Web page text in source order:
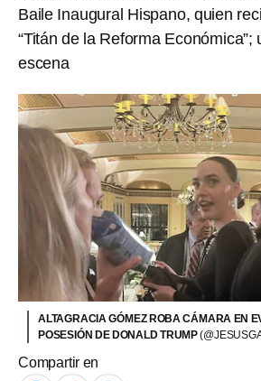
Baile Inaugural Hispano, quien
“Titán de la Reforma Económica”;
escena
ALTAGRACIA GÓMEZ ROBA CÁMARA EN
POSESIÓN DE DONALD TRUMP
Compartir en